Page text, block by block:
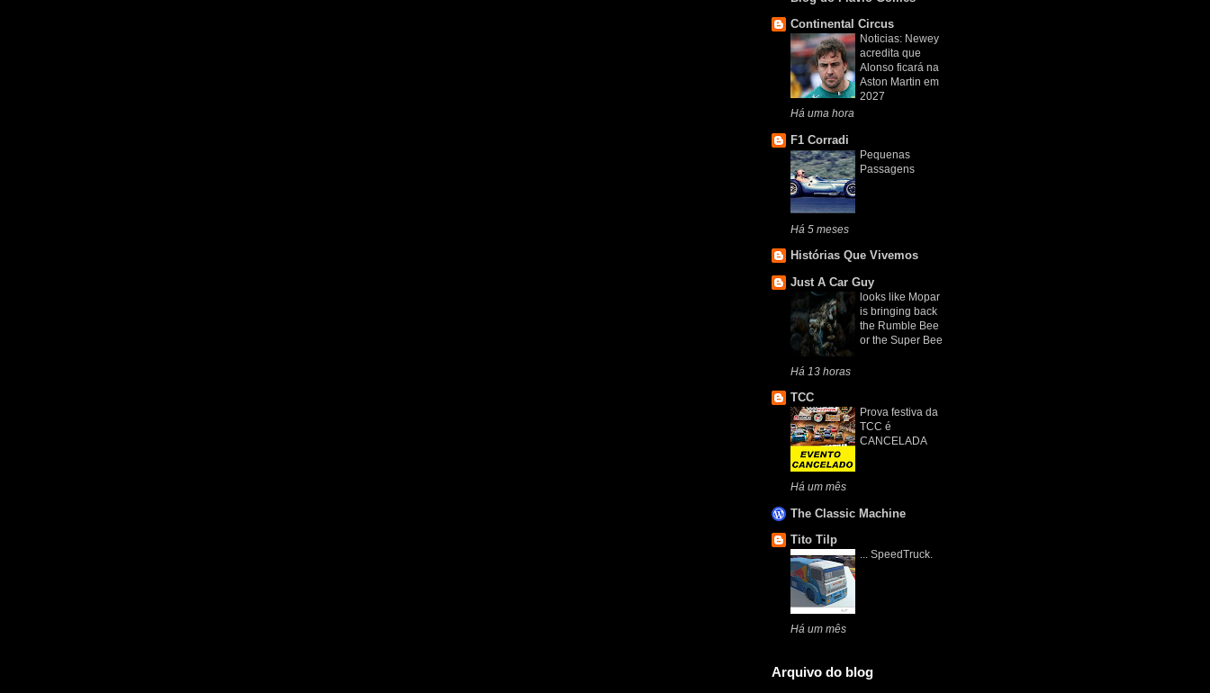
Continental Circus
Noticias: Newey
acredita que
Alonso ficará na
Aston Martin em
2027
Há uma hora
F1 Corradi
Pequenas
Passagens
Há 5 meses
Histórias Que Vivemos
Just A Car Guy
looks like Mopar
is bringing back
the Rumble Bee
or the Super Bee
Há 13 horas
TCC
Prova festiva da
TCC é
CANCELADA
Há um mês
The Classic Machine
Tito Tilp
... SpeedTruck.
Há um mês
Arquivo do blog